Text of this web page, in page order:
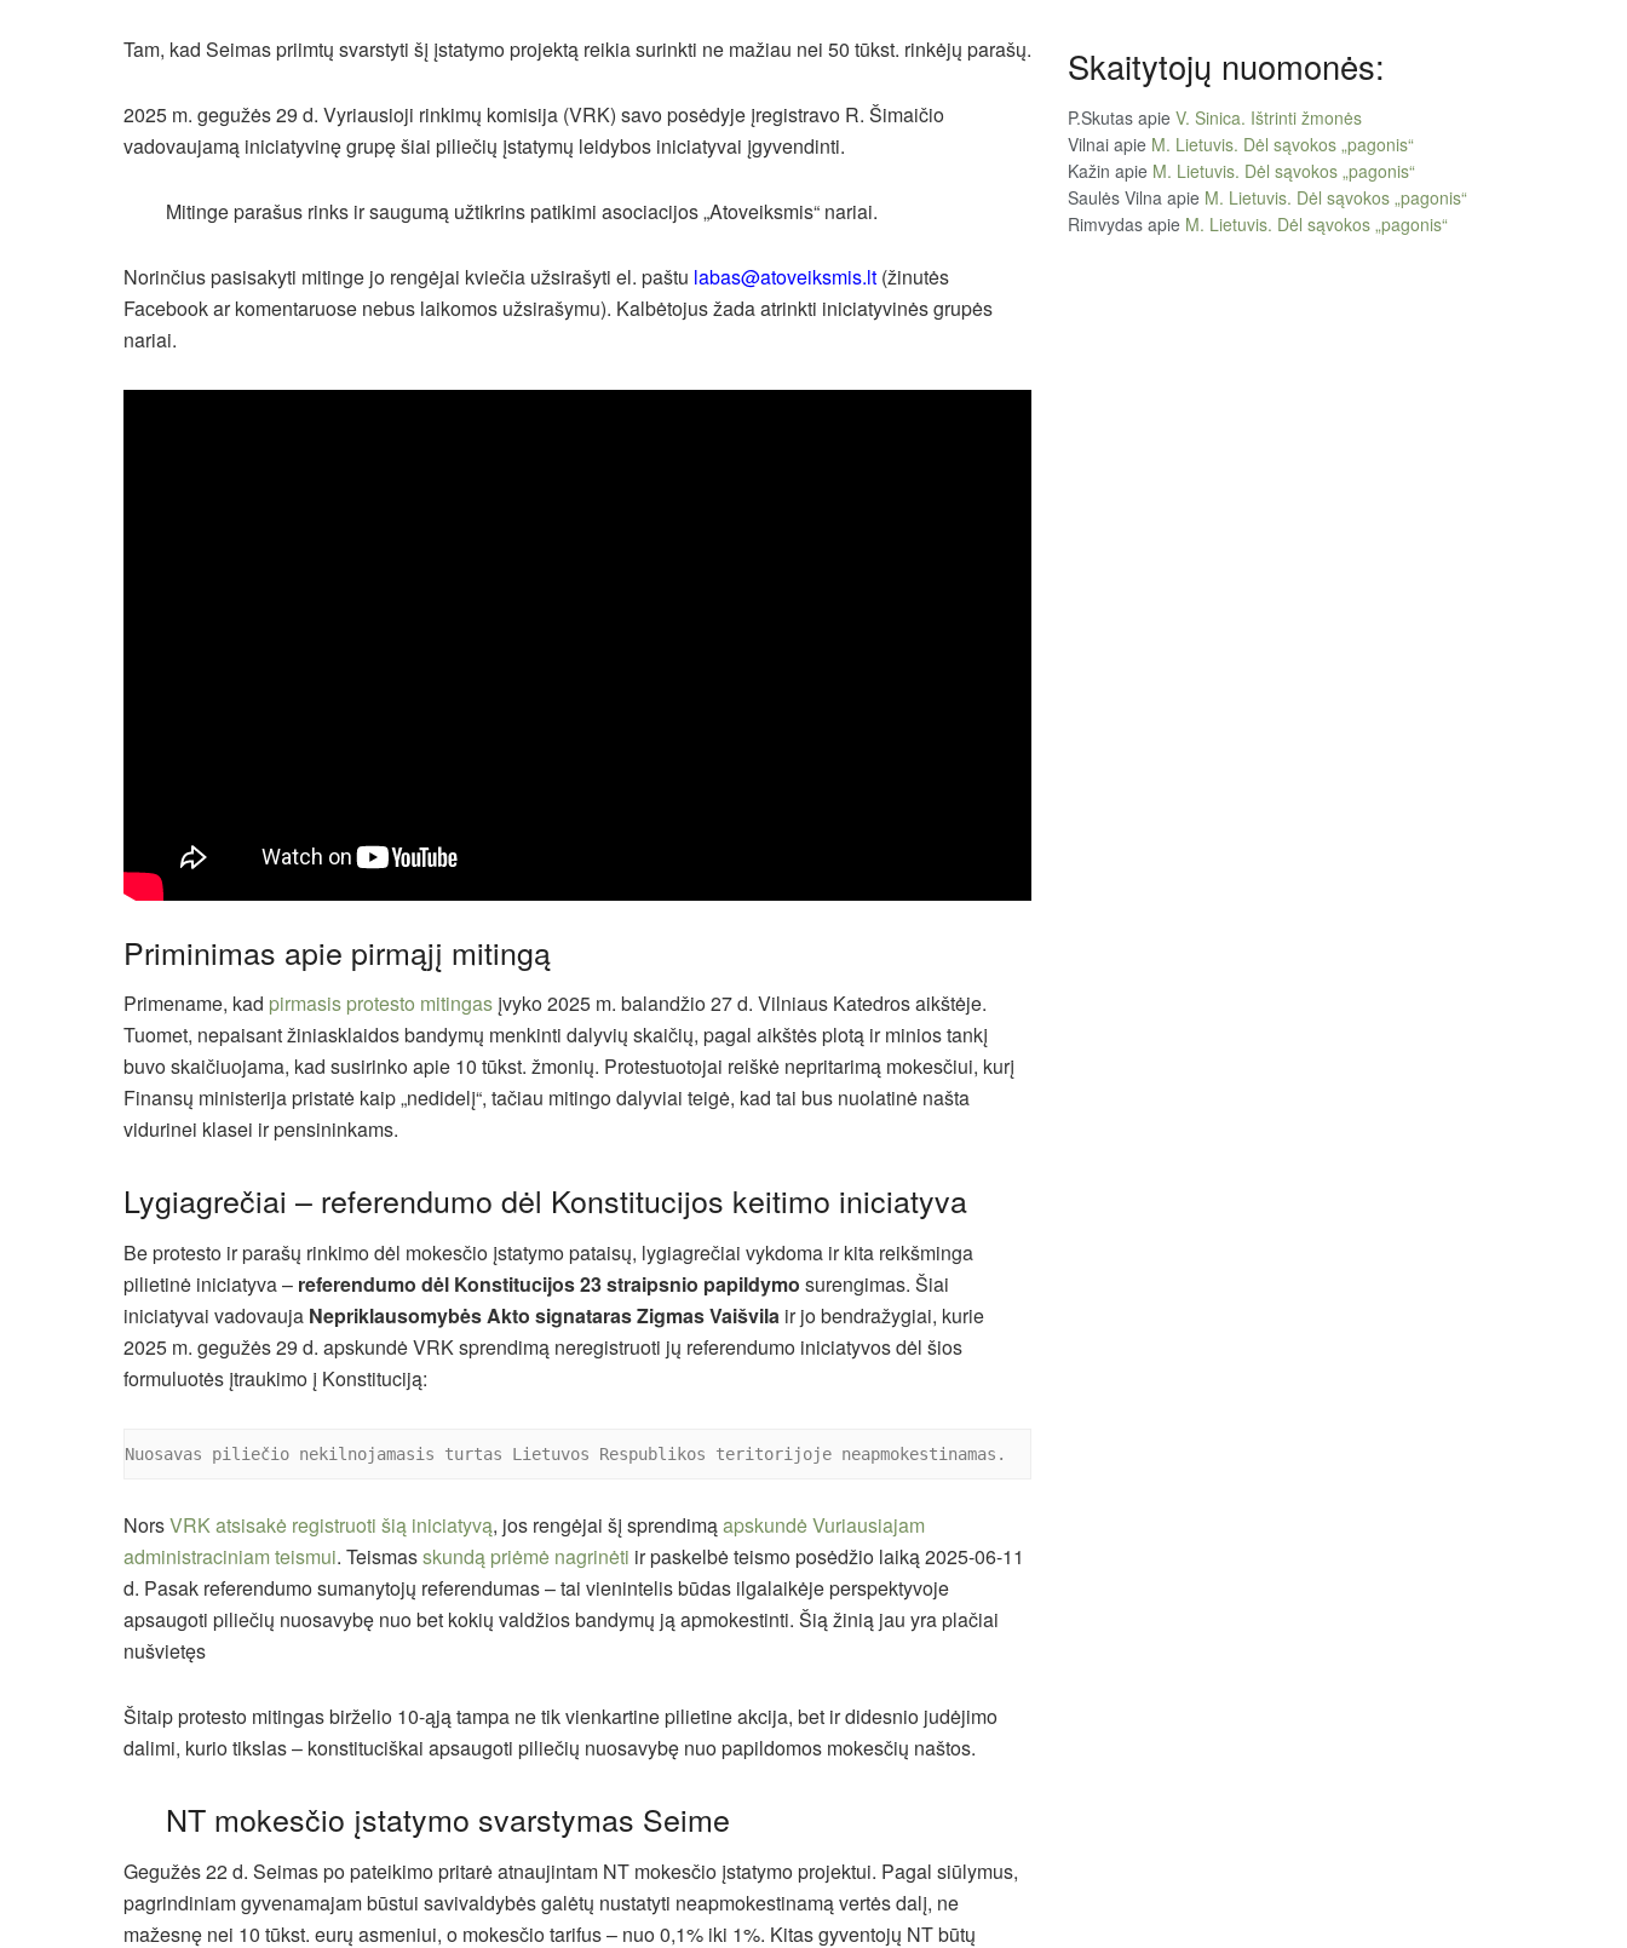
Tam, kad Seimas priimtų svarstyti šį įstatymo projektą reikia surinkti ne mažiau nei 50 tūkst. rinkėjų parašų.
2025 m. gegužės 29 d. Vyriausioji rinkimų komisija (VRK) savo posėdyje įregistravo R. Šimaičio
vadovaujamą iniciatyvinę grupę šiai piliečių įstatymų leidybos iniciatyvai įgyvendinti.
Mitinge parašus rinks ir saugumą užtikrins patikimi asociacijos „Atoveiksmis“ nariai.
Norinčius pasisakyti mitinge jo rengėjai kviečia užsirašyti el. paštu labas@atoveiksmis.lt (žinutės
Facebook ar komentaruose nebus laikomos užsirašymu). Kalbėtojus žada atrinkti iniciatyvinės grupės
nariai.
Priminimas apie pirmąjį mitingą
Primename, kad pirmasis protesto mitingas įvyko 2025 m. balandžio 27 d. Vilniaus Katedros aikštėje.
Tuomet, nepaisant žiniasklaidos bandymų menkinti dalyvių skaičių, pagal aikštės plotą ir minios tankį
buvo skaičiuojama, kad susirinko apie 10 tūkst. žmonių. Protestuotojai reiškė nepritarimą mokesčiui, kurį
Finansų ministerija pristatė kaip „nedidelį“, tačiau mitingo dalyviai teigė, kad tai bus nuolatinė našta
vidurinei klasei ir pensininkams.
Lygiagrečiai – referendumo dėl Konstitucijos keitimo iniciatyva
Be protesto ir parašų rinkimo dėl mokesčio įstatymo pataisų, lygiagrečiai vykdoma ir kita reikšminga
pilietinė iniciatyva – referendumo dėl Konstitucijos 23 straipsnio papildymo surengimas. Šiai
iniciatyvai vadovauja Nepriklausomybės Akto signataras Zigmas Vaišvila ir jo bendražygiai, kurie
2025 m. gegužės 29 d. apskundė VRK sprendimą neregistruoti jų referendumo iniciatyvos dėl šios
formuluotės įtraukimo į Konstituciją:
Nuosavas piliečio nekilnojamasis turtas Lietuvos Respublikos teritorijoje neapmokestinamas.
NorsVRK atsisakė registruoti šią iniciatyvą, jos rengėjai šį sprendimąapskundė Vuriausiajam
administraciniam teismui. Teismasskundą priėmė nagrinėti ir paskelbė teismo posėdžio laiką 2025-06-11
d. Pasak referendumo sumanytojų referendumas – tai vienintelis būdas ilgalaikėje perspektyvoje
apsaugoti piliečių nuosavybę nuo bet kokių valdžios bandymų ją apmokestinti. Šią žinią jau yra plačiai
nušvietęs
Šitaip protesto mitingas birželio 10-ąją tampa ne tik vienkartine pilietine akcija, bet ir didesnio judėjimo
dalimi, kurio tikslas – konstituciškai apsaugoti piliečių nuosavybę nuo papildomos mokesčių naštos.
NT mokesčio įstatymo svarstymas Seime
Gegužės 22 d. Seimas po pateikimo pritarė atnaujintam NT mokesčio įstatymo projektui. Pagal siūlymus,
pagrindiniam gyvenamajam būstui savivaldybės galėtų nustatyti neapmokestinamą vertės dalį, ne
mažesnę nei 10 tūkst. eurų asmeniui, o mokesčio tarifus – nuo 0,1% iki 1%. Kitas gyventojų NT būtų
Skaitytojų nuomonės:
P.Skutas apie V. Sinica. Ištrinti žmonės
Vilnai apie M. Lietuvis. Dėl sąvokos „pagonis“
Kažin apie M. Lietuvis. Dėl sąvokos „pagonis“
Saulės Vilna apie M. Lietuvis. Dėl sąvokos „pagonis“
Rimvydas apie M. Lietuvis. Dėl sąvokos „pagonis“